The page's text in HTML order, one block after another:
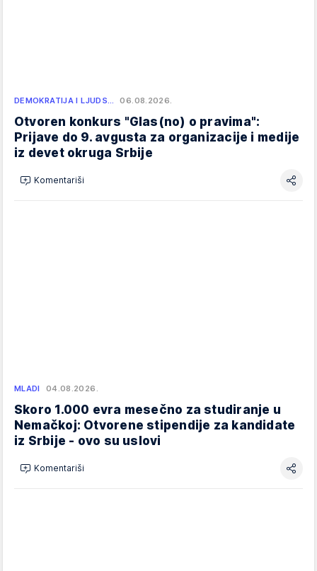
DEMOKRATIJA I LJUDS… 06.08.2026.
Otvoren konkurs "Glas(no) o pravima":
Prijave do 9. avgusta za organizacije i medije
iz devet okruga Srbije
Komentariši
MLADI 04.08.2026.
Skoro 1.000 evra mesečno za studiranje u
Nemačkoj: Otvorene stipendije za kandidate
iz Srbije - ovo su uslovi
Komentariši